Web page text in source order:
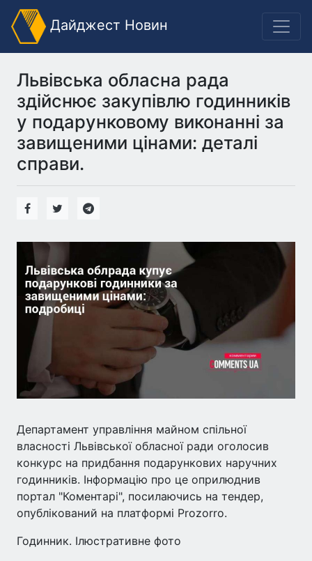
Дайджест Новин
Львівська обласна рада
здійснює закупівлю годинників
у подарунковому виконанні за
завищеними цінами: деталі
справи.
Департамент управління майном спільної
власності Львівської обласної ради оголосив
конкурс на придбання подарункових наручних
годинників. Інформацію про це оприлюднив
портал "Коментарі", посилаючись на тендер,
опублікований на платформі Prozorro.
Годинник. Ілюстративне фото